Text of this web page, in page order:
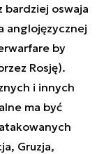
bardziej oswaja
anglojęzycznej
by
Rosję).
i innych
ma być
Gruzja,